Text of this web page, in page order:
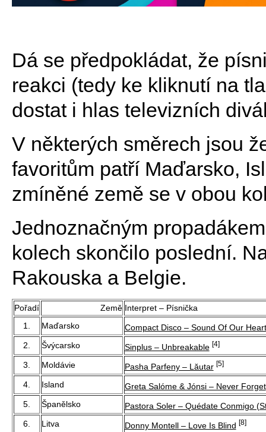
Dá se předpokládat, že
reakci (tedy ke kliknutí na
dostat i hlas televizních
V některých směrech jsou
favoritům patří Maďarsko,
zmíněné země se v obou
Jednoznačným
kolech skončilo poslední.
Rakouska a Belgie.
Pořadí Země Interpret – Písnička
1.
Maďarsko
Compact Disco – Sound Of Our
2.
Švýcarsko Sinplus – Unbreakable [4]
3. Moldávie Pasha Parfeny – Lăutar [5]
4. Island
Greta Salóme & Jónsi – Never Forget
5.
Španělsko
Pastora Soler – Quédate Conmigo
6.
Litva Donny Montell – Love Is Blind [8]